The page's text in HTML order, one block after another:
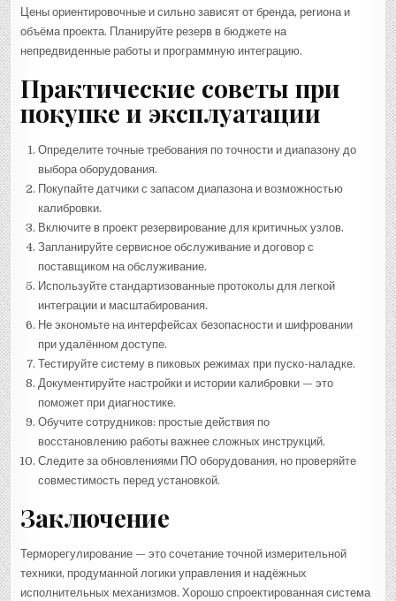
Цены ориентировочные и сильно зависят от бренда, региона и
объёма проекта. Планируйте резерв в бюджете на
непредвиденные работы и программную интеграцию.
Практические советы при
покупке и эксплуатации
Определите точные требования по точности и диапазону до
выбора оборудования.
Покупайте датчики с запасом диапазона и возможностью
калибровки.
Включите в проект резервирование для критичных узлов.
Запланируйте сервисное обслуживание и договор с
поставщиком на обслуживание.
Используйте стандартизованные протоколы для легкой
интеграции и масштабирования.
Не экономьте на интерфейсах безопасности и шифровании
при удалённом доступе.
Тестируйте систему в пиковых режимах при пуско-наладке.
Документируйте настройки и истории калибровки — это
поможет при диагностике.
Обучите сотрудников: простые действия по
восстановлению работы важнее сложных инструкций.
Следите за обновлениями ПО оборудования, но проверяйте
совместимость перед установкой.
Заключение
Терморегулирование — это сочетание точной измерительной
техники, продуманной логики управления и надёжных
исполнительных механизмов. Хорошо спроектированная система